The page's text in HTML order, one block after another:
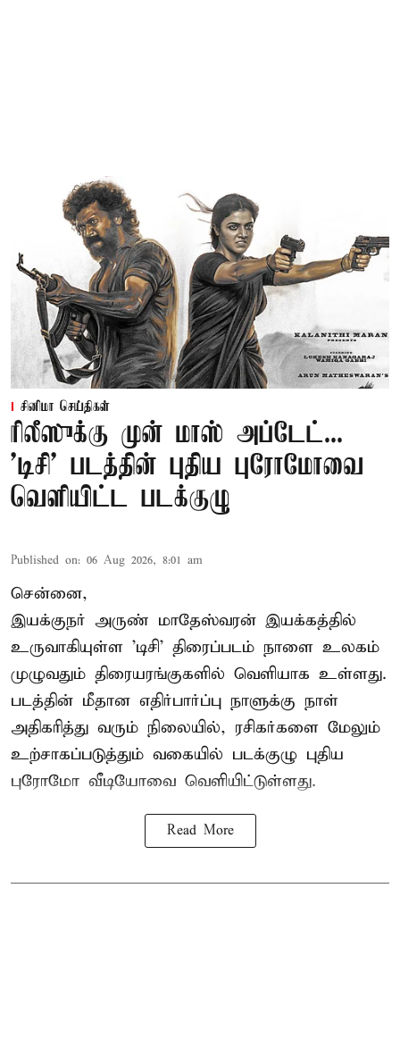
சினிமா செய்திகள்
ரிலீஸுக்கு முன் மாஸ் அப்டேட்...
'டிசி' படத்தின் புதிய புரோமோவை
வெளியிட்ட படக்குழு
Published on: 06 Aug 2026, 8:01 am
சென்னை,
இயக்குநர் அருண் மாதேஸ்வரன் இயக்கத்தில்
உருவாகியுள்ள 'டிசி' திரைப்படம் நாளை உலகம்
முழுவதும் திரையரங்குகளில் வெளியாக உள்ளது.
படத்தின் மீதான எதிர்பார்ப்பு நாளுக்கு நாள்
அதிகரித்து வரும் நிலையில், ரசிகர்களை மேலும்
உற்சாகப்படுத்தும் வகையில் படக்குழு புதிய
புரோமோ வீடியோவை வெளியிட்டுள்ளது.
Read More